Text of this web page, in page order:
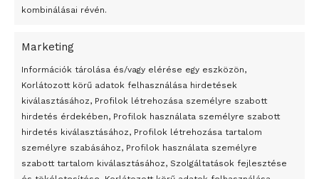
kombinálásai révén.
Marketing
Információk tárolása és/vagy elérése egy eszközön,
Korlátozott körű adatok felhasználása hirdetések
kiválasztásához, Profilok létrehozása személyre szabott
hirdetés érdekében, Profilok használata személyre szabott
hirdetés kiválasztásához, Profilok létrehozása tartalom
személyre szabásához, Profilok használata személyre
szabott tartalom kiválasztásához, Szolgáltatások fejlesztése
Átmenetileg szünetelnek az összecsapások Bahmutnál
Egy vagyonért adták el Banksy művét miután elégették.
Az 1950-ben elhunyt alkotók művei szabadon
felhasználhatóvá válnak